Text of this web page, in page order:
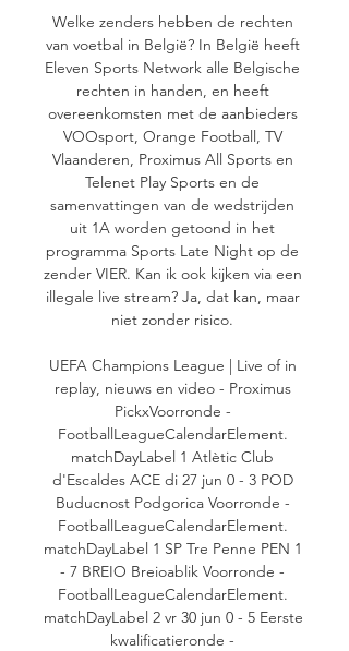
Welke zenders hebben de rechten
van voetbal in België? In België heeft
Eleven Sports Network alle Belgische
rechten in handen, en heeft
overeenkomsten met de aanbieders
VOOsport, Orange Football, TV
Vlaanderen, Proximus All Sports en
Telenet Play Sports en de
samenvattingen van de wedstrijden
uit 1A worden getoond in het
programma Sports Late Night op de
zender VIER. Kan ik ook kijken via een
illegale live stream? Ja, dat kan, maar
niet zonder risico.
UEFA Champions League | Live of in
replay, nieuws en video - Proximus
PickxVoorronde -
FootballLeagueCalendarElement.
matchDayLabel 1 Atlètic Club
d'Escaldes ACE di 27 jun 0 - 3 POD
Buducnost Podgorica Voorronde -
FootballLeagueCalendarElement.
matchDayLabel 1 SP Tre Penne PEN 1
- 7 BREIO Breioablik Voorronde -
FootballLeagueCalendarElement.
matchDayLabel 2 vr 30 jun 0 - 5 Eerste
kwalificatieronde -